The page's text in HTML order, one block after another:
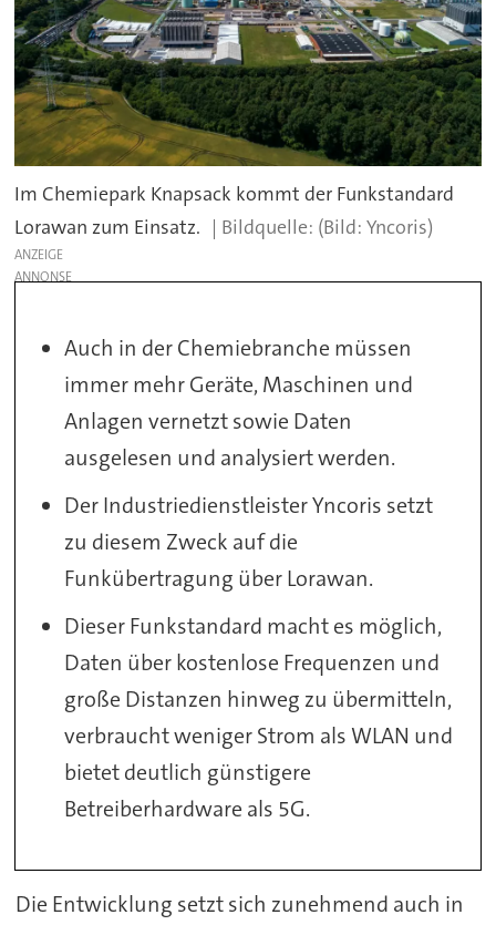
Im Chemiepark Knapsack kommt der Funkstandard
Lorawan zum Einsatz.
(Bild: Yncoris)
ANZEIGE
Auch in der Chemiebranche müssen
immer mehr Geräte, Maschinen und
Anlagen vernetzt sowie Daten
ausgelesen und analysiert werden.
Der Industriedienstleister Yncoris setzt
zu diesem Zweck auf die
Funkübertragung über Lorawan.
Dieser Funkstandard macht es möglich,
Daten über kostenlose Frequenzen und
große Distanzen hinweg zu übermitteln,
verbraucht weniger Strom als WLAN und
bietet deutlich günstigere
Betreiberhardware als 5G.
Die Entwicklung setzt sich zunehmend auch in